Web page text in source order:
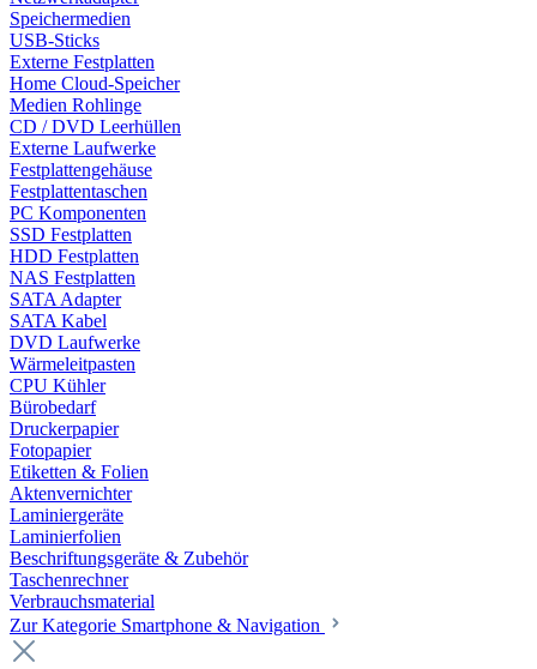
Speichermedien
USB-Sticks
Externe Festplatten
Home Cloud-Speicher
Medien Rohlinge
CD / DVD Leerhüllen
Externe Laufwerke
Festplattengehäuse
Festplattentaschen
PC Komponenten
SSD Festplatten
HDD Festplatten
NAS Festplatten
SATA Adapter
SATA Kabel
DVD Laufwerke
Wärmeleitpasten
CPU Kühler
Bürobedarf
Druckerpapier
Fotopapier
Etiketten & Folien
Aktenvernichter
Laminiergeräte
Laminierfolien
Beschriftungsgeräte & Zubehör
Taschenrechner
Verbrauchsmaterial
Zur Kategorie Smartphone & Navigation